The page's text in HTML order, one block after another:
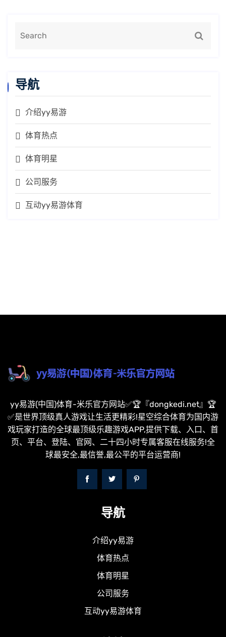
导航
介绍yy易游
体育热点
体育明星
公司服务
互动yy易游体育
yy易游(中国)体育-米乐官方网站✅🏆『dongkedi.net』🏆
✅是世界顶级真人游戏让生活更精彩!星空综合体育为国内游
戏玩家打造的全球最顶级乐趣游戏APP,提供下载、入口、首
页、平台、登陆、官网、二十四小时专属客服在线服务!全
球最安全,最信誉,最公平的平台运营商!
导航
介绍yy易游
体育热点
体育明星
公司服务
互动yy易游体育